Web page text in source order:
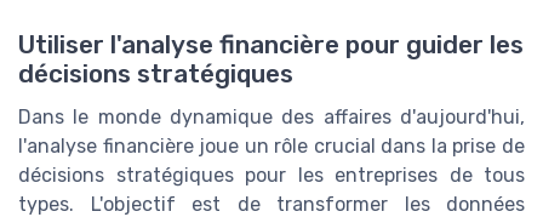
Utiliser l'analyse financière pour guider les
décisions stratégiques
Dans le monde dynamique des affaires d'aujourd'hui,
l'analyse financière joue un rôle crucial dans la prise de
décisions stratégiques pour les entreprises de tous
types. L'objectif est de transformer les données